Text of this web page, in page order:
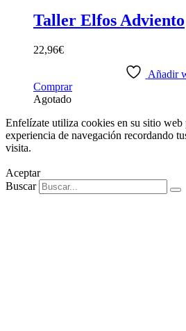
Taller Elfos Adviento
22,96€
Añadir
Comprar
Agotado
Enfelízate utiliza cookies en su sitio web
experiencia de navegación recordando
visita.
Aceptar
Buscar